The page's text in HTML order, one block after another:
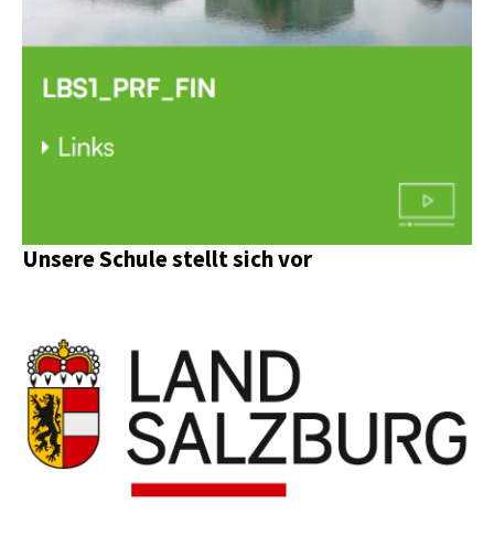
Unsere Schule stellt sich vor